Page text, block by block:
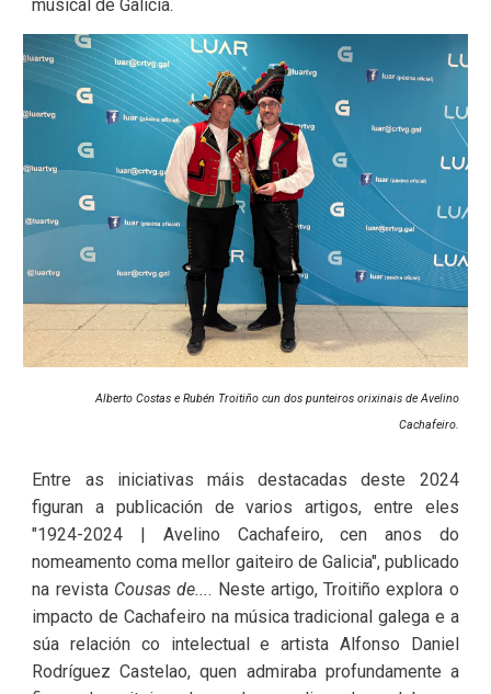
musical de Galicia.
Alberto Costas e Rubén Troitiño cun dos punteiros orixinais de Avelino
Cachafeiro.
Entre as iniciativas máis destacadas deste 2024
figuran a publicación de varios artigos, entre eles
"1924-2024 | Avelino Cachafeiro, cen anos do
nomeamento coma mellor gaiteiro de Galicia", publicado
na revista Cousas de.... Neste artigo, Troitiño explora o
impacto de Cachafeiro na música tradicional galega e a
súa relación co intelectual e artista Alfonso Daniel
Rodríguez Castelao, quen admiraba profundamente a